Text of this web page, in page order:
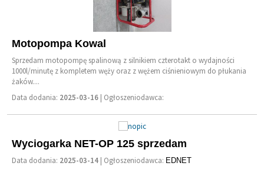
Motopompa Kowal
Sprzedam motopompę spalinową z silnikiem czterotakt o wydajności
1000l/minutę z kompletem węży oraz z wężem ciśnieniowym do płukania
żaków....
Data dodania: 2025-03-16 | Ogłoszeniodawca:
Wyciogarka NET-OP 125 sprzedam
Data dodania: 2025-03-14 | Ogłoszeniodawca: EDNET